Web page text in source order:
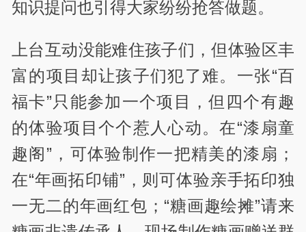
知识提问也引得大家纷纷抢答做题。
上台互动没能难住孩子们，但体验区丰
富的项目却让孩子们犯了难。一张“百
福卡”只能参加一个项目，但四个有趣
的体验项目个个惹人心动。在“漆扇童
趣阁”，可体验制作一把精美的漆扇；
在“年画拓印铺”，则可体验亲手拓印独
一无二的年画红包；“糖画趣绘摊”请来